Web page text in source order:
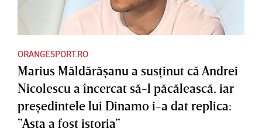
ORANGESPORT.RO
Marius Măldărăşanu a susţinut că Andrei
Nicolescu a încercat să-l păcălească, iar
preşedintele lui Dinamo i-a dat replica:
”Asta a fost istoria”